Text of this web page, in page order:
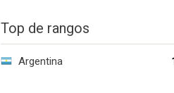
Top de rangos
Argentina